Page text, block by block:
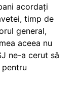
acordați
timp de
general,
aceea nu
ne-a cerut să